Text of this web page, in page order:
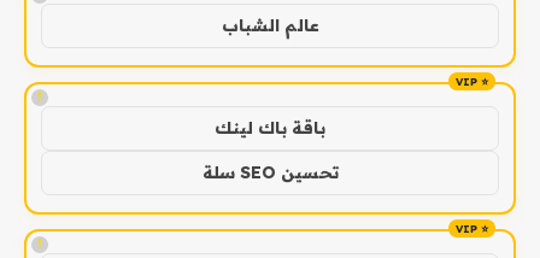
عالم الشباب
!
باقة باك لينك
تحسين SEO سلة
!